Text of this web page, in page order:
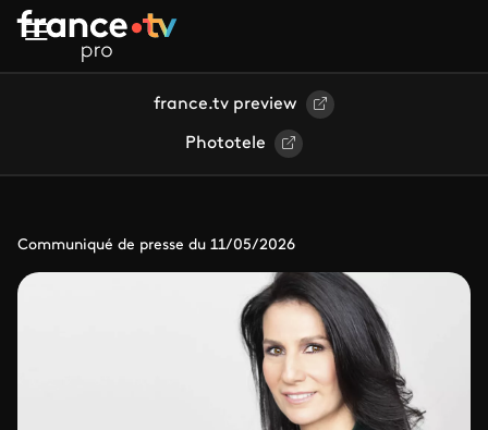
Aller au contenu principal
france.tv preview
Phototele
Communiqué de presse du 11/05/2026